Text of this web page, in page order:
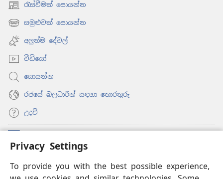
Privacy Settings
To provide you with the best possible experience,
රැස්වීමක් සොයන්න
(opens
new
window)
සමුළුවක් සොයන්න
(opens
new
window)
අලුත්ම දේවල්
වීඩියෝ
සොයන්න
රජයේ බලධාරීන් සඳහා තොරතුරු
උදව්
(opens
new
ඔන්ලයින් ලයිබ්‍රරි
(opens